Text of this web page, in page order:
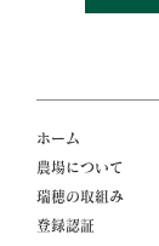
ホーム
農場について
瑞穂の取組み
登録認証